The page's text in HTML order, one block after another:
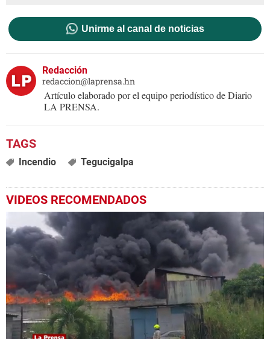
Unirme al canal de noticias
Redacción
redaccion@laprensa.hn
Artículo elaborado por el equipo periodístico de Diario
LA PRENSA.
Incendio Tegucigalpa
VIDEOS RECOMENDADOS